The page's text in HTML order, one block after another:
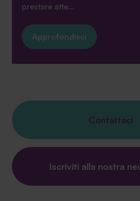
prestare atte...
Approfondisci
Contattaci
Iscriviti alla nostra